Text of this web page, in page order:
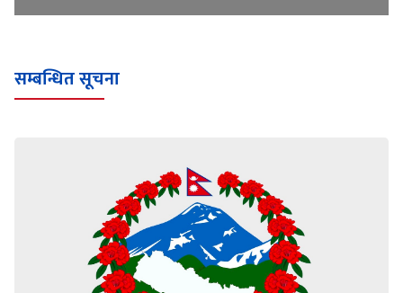
सम्बन्धित सूचना